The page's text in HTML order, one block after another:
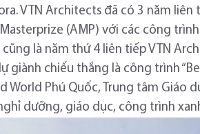
VTN Architects đã có 3 năm
(AMP) với các công
là năm thứ 4 liên tiếp VTN
giành chiếu thắng là công trình
World Phú Quốc, Trung tâm Giáo
dưỡng, giáo dục, công trình